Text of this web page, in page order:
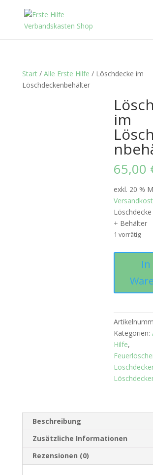
Start/ Alle Erste Hilfe / Löschdecke im
Löschdeckenbehälter
im
65,00
exkl. 20 %
+ Behälter
1 vorrätig
Menge
In
Kategorien:
Hilfe,
Beschreibung
Zusätzliche Informationen
Rezensionen (0)